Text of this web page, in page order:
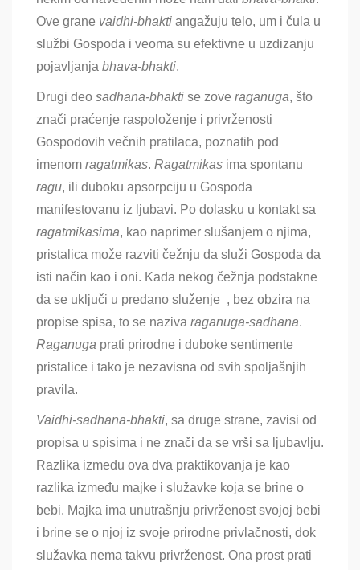
Ove grane vaidhi-bhakti angažuju telo, um i čula u
službi Gospoda i veoma su efektivne u uzdizanju
pojavljanja bhava-bhakti.
Drugi deo sadhana-bhakti se zove raganuga, što
znači praćenje raspoloženje i privrženosti
Gospodovih večnih pratilaca, poznatih pod
imenom ragatmikas. Ragatmikas ima spontanu
ragu, ili duboku apsorpciju u Gospoda
manifestovanu iz ljubavi. Po dolasku u kontakt sa
ragatmikasima, kao naprimer slušanjem o njima,
pristalica može razviti čežnju da služi Gospoda da
isti način kao i oni. Kada nekog čežnja podstakne
da se uključi u predano služenje , bez obzira na
propise spisa, to se naziva raganuga-sadhana.
Raganuga prati prirodne i duboke sentimente
pristalice i tako je nezavisna od svih spoljašnjih
pravila.
Vaidhi-sadhana-bhakti, sa druge strane, zavisi od
propisa u spisima i ne znači da se vrši sa ljubavlju.
Razlika između ova dva praktikovanja je kao
razlika između majke i služavke koja se brine o
bebi. Majka ima unutrašnju privrženost svojoj bebi
i brine se o njoj iz svoje prirodne privlačnosti, dok
služavka nema takvu privrženost. Ona prost prati